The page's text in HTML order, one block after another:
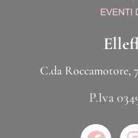
C.da Roccamotore,
P.Iva